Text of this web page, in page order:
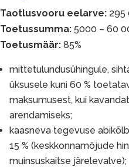
Taotlusvooru eelarve: 295
Toetussumma:5000 – 60
Toetusmäär: 85%
mittetulundusühingule,
üksusele kuni 60 %
maksumusest, kui
arendamiseks;
kaasneva tegevuse
15 % (keskkonnamõjude
muinsuskaitse järelevalve);